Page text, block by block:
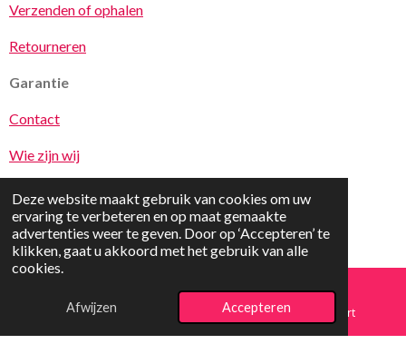
Deze website maakt gebruik van cookies om uw
ervaring te verbeteren en op maat gemaakte
advertenties weer te geven. Door op ‘Accepteren’ te
klikken, gaat u akkoord met het gebruik van alle
cookies.
Afwijzen Accepteren
Verzenden of ophalen
Retourneren
Garantie
Contact
Wie zijn wij
E-mailadres Telefoonnummer Kaart